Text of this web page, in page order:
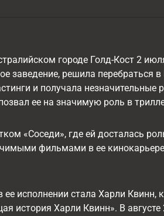
городе Голд-Кост 2
заведение, решила перебраться
и получала
ее на значимую роль в
«Соседи», где ей досталась
фильмами в ее кинокарьере
исполнении стала Харли Квинн,
история Харли Квинн». В